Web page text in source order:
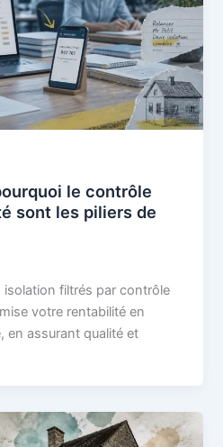
le contrôle
sont les piliers de
filtrés par contrôle
votre rentabilité en
en assurant qualité et